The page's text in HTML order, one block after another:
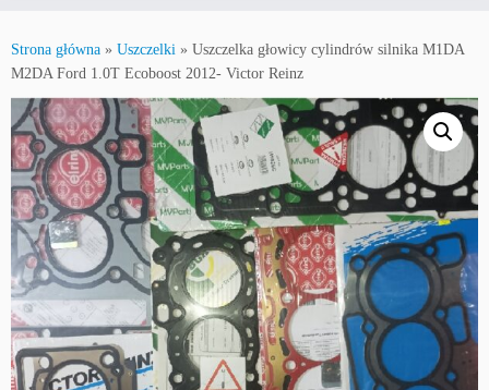
do
treści
Strona główna » Uszczelki » Uszczelka głowicy cylindrów silnika M1DA
M2DA Ford 1.0T Ecoboost 2012- Victor Reinz